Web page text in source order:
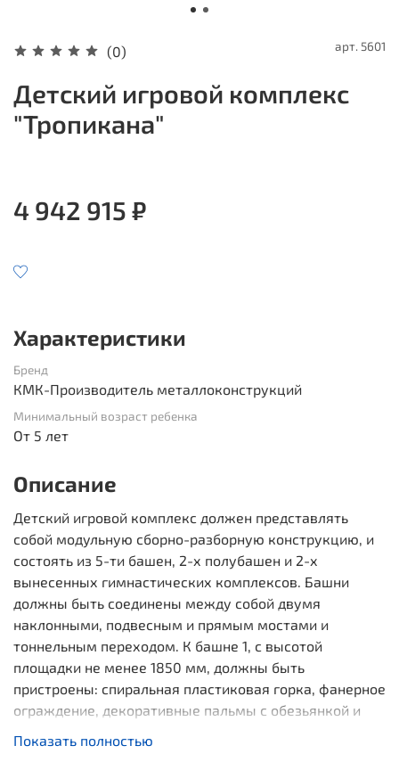
(0) арт. 5601
Детский игровой комплекс
"Тропикана"
4 942 915 ₽
Характеристики
Бренд
КМК-Производитель металлоконструкций
Минимальный возраст ребенка
От 5 лет
Описание
Детский игровой комплекс должен представлять
собой модульную сборно-разборную конструкцию, и
состоять из 5-ти башен, 2-х полубашен и 2-х
вынесенных гимнастических комплексов. Башни
должны быть соединены между собой двумя
наклонными, подвесным и прямым мостами и
тоннельным переходом. К башне 1, с высотой
площадки не менее 1850 мм, должны быть
пристроены: спиральная пластиковая горка, фанерное
ограждение, декоративные пальмы с обезьянкой и
установлено фанерное ограждение. К башне 2, с
Показать полностью